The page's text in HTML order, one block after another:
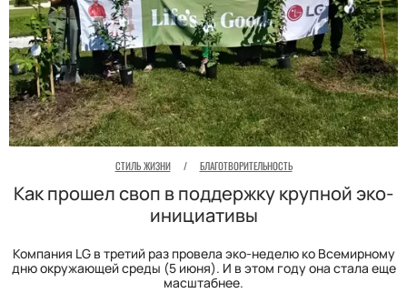
СТИЛЬ ЖИЗНИ / БЛАГОТВОРИТЕЛЬНОСТЬ
Как прошел своп в поддержку крупной эко-
инициативы
Компания LG в третий раз провела эко-неделю ко Всемирному
дню окружающей среды (5 июня). И в этом году она стала еще
масштабнее.